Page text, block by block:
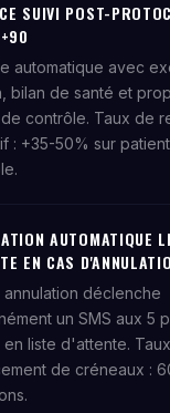
SUIVI POST-
automatique avec
bilan de santé et
contrôle. Taux de
: +35-50% sur
AUTOMATIQUE
EN CAS
annulation déclenche
un SMS aux 5
en liste d'attente.
de créneaux :